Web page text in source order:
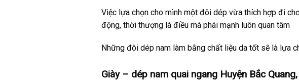
Việc lựa chọn cho mình một đôi dép vừa thích hợp đi
động, thời thượng là điều mà phái mạnh luôn quan tâm
Những đôi dép nam làm bằng chất liệu da tốt sẽ là lựa
Giày – dép nam quai ngang Huyện Bắc